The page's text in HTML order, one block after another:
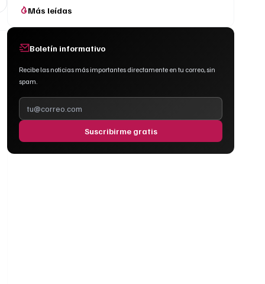
Más leídas
Boletín informativo
Recibe las noticias más importantes directamente en tu correo, sin
spam.
Suscribirme gratis